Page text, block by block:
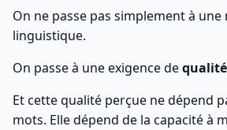
On ne passe pas simplement à
linguistique.
On passe à une exigence de
Et cette qualité perçue ne dépend
mots. Elle dépend de la capacité à